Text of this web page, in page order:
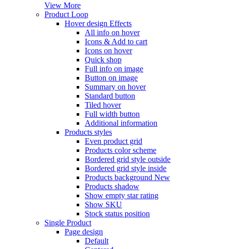
View More
Product Loop
Hover design Effects
All info on hover
Icons & Add to cart
Icons on hover
Quick shop
Full info on image
Button on image
Summary on hover
Standard button
Tiled hover
Full width button
Additional information
Products styles
Even product grid
Products color scheme
Bordered grid style outside
Bordered grid style inside
Products background New
Products shadow
Show empty star rating
Show SKU
Stock status position
Single Product
Page design
Default